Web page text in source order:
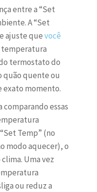
entre a “Set
A “Set
ajuste quevocê
temperatura
termostato do
quão quente ou
exato momento.
essas
Temp” (no
modo aquecer), o
Uma vez
ou reduz a